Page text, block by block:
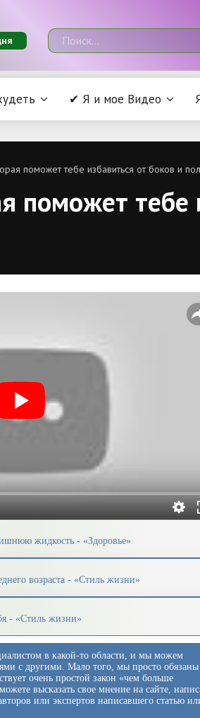
✔ Я и мое Видео
поможет тебе избавиться от боков и
поможет тебе
жидкость - «Здоровье»
возраста - «Стиль жизни»
- «Стиль жизни»
в какой-то области, и мы можем
с другими. Мало того, мы просто обязаны
очень простой закон «чем больше
высказать свое мнение на сайте,
или экспертов написавшего статью